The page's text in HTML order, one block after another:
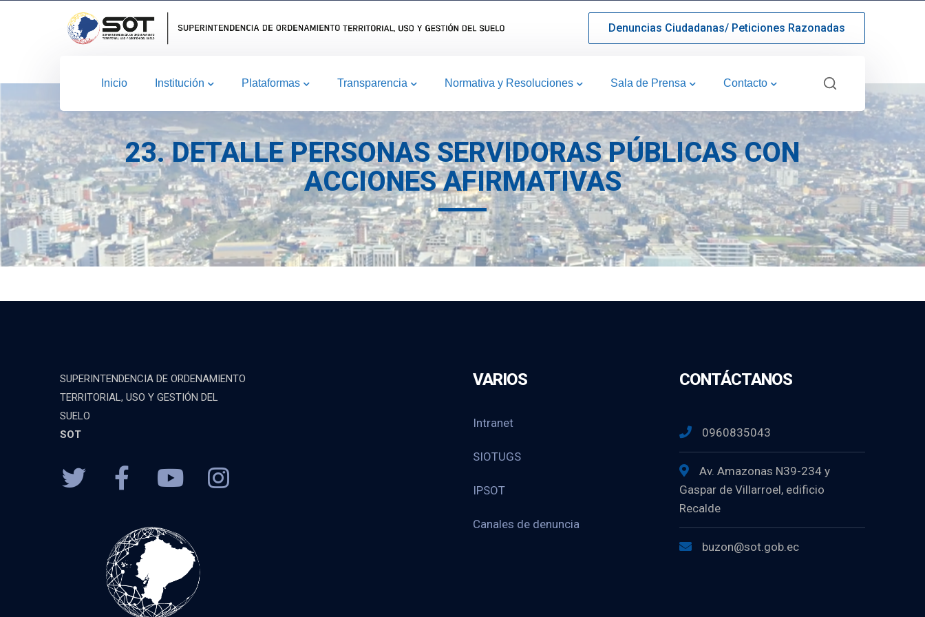
Denuncias Ciudadanas/ Peticiones Razonadas
Inicio Institución Plataformas Transparencia Normativa y Resoluciones Sala de Prensa Contacto
23. DETALLE PERSONAS SERVIDORAS PÚBLICAS CON
ACCIONES AFIRMATIVAS
SUPERINTENDENCIA DE ORDENAMIENTO
TERRITORIAL, USO Y GESTIÓN DEL
SUELO
SOT
VARIOS
Intranet
SIOTUGS
IPSOT
Canales de denuncia
CONTÁCTANOS
0960835043
Av. Amazonas N39-234 y
Gaspar de Villarroel, edificio
Recalde
buzon@sot.gob.ec